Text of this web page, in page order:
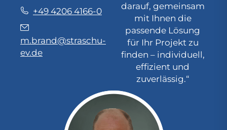
+49 4206 4166-0
m.brand@straschu-
ev.de
darauf, gemeinsam
mit Ihnen die
passende Lösung
für Ihr Projekt zu
finden – individuell,
effizient und
zuverlässig.“